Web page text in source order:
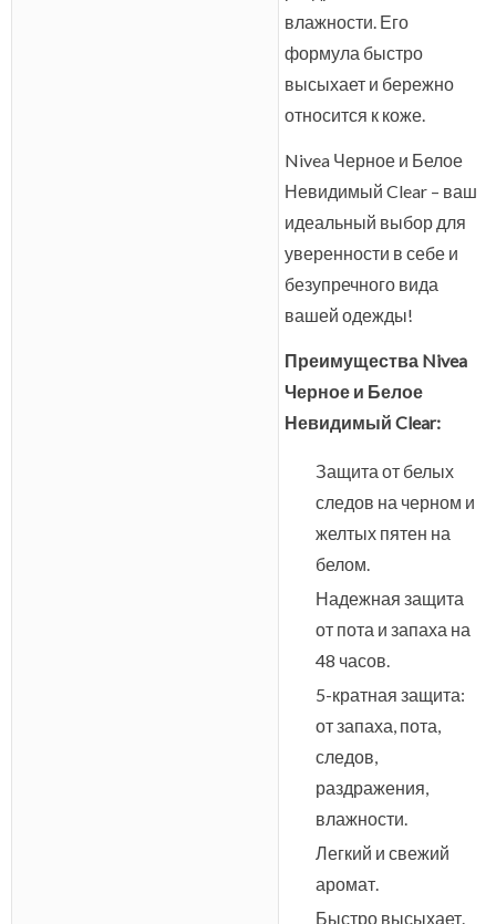
влажности. Его
формула быстро
высыхает и бережно
относится к коже.
Nivea Черное и Белое
Невидимый Clear – ваш
идеальный выбор для
уверенности в себе и
безупречного вида
вашей одежды!
Преимущества Nivea
Черное и Белое
Невидимый Clear:
Защита от белых
следов на черном и
желтых пятен на
белом.
Надежная защита
от пота и запаха на
48 часов.
5-кратная защита:
от запаха, пота,
следов,
раздражения,
влажности.
Легкий и свежий
аромат.
Быстро высыхает.